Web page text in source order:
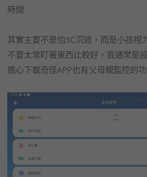
時間
其實主要不是怕3C沉迷，而是小孩視
不要太常盯著東西比較好，我通常是
擔心下載奇怪APP也有父母親監控的